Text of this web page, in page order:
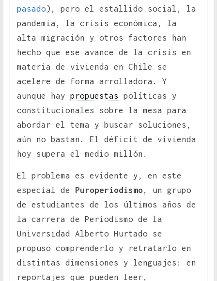
pasado ), pero el estallido social, la
pandemia, la crisis económica, la
alta migración y otros factores han
hecho que ese avance de la crisis en
materia de vivienda en Chile se
acelere de forma arrolladora. Y
aunque hay propuestas políticas y
constitucionales sobre la mesa para
abordar el tema y buscar soluciones,
aún no bastan. El déficit de vivienda
hoy supera el medio millón.
El problema es evidente y, en este
especial de Puroperiodismo , un grupo
de estudiantes de los últimos años de
la carrera de Periodismo de la
Universidad Alberto Hurtado se
propuso comprenderlo y retratarlo en
distintas dimensiones y lenguajes: en
reportajes que pueden leer,